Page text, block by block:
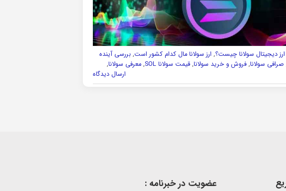
ارز دیجیتال سولانا چیست؟, ارز سولانا مال کدام کشور است,بررسی آینده
صرافی سولانا,فروش و خرید سولانا,قیمت سولانا SOL ,معرفی سولانا,
ارسال دیدگاه
عضویت در خبرنامه :